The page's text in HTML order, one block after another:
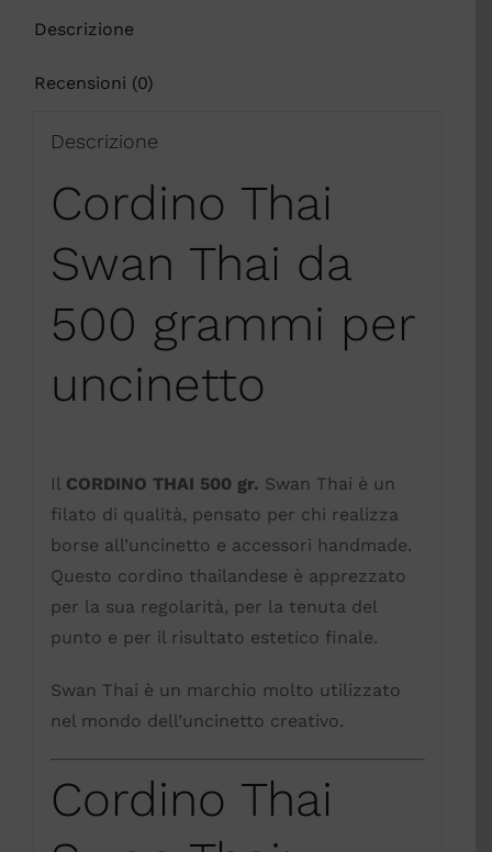
Descrizione
Recensioni (0)
Descrizione
Cordino Thai
Swan Thai da
500 grammi per
uncinetto
Il CORDINO THAI 500 gr. Swan Thai è un
filato di qualità, pensato per chi realizza
borse all’uncinetto e accessori handmade.
Questo cordino thailandese è apprezzato
per la sua regolarità, per la tenuta del
punto e per il risultato estetico finale.
Swan Thai è un marchio molto utilizzato
nel mondo dell’uncinetto creativo.
Cordino Thai